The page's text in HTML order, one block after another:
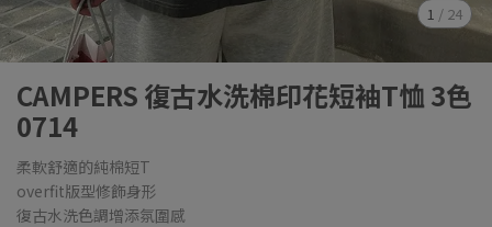
1 / 24
CAMPERS 復古水洗棉印花短袖T恤 3色
0714
柔軟舒適的純棉短T
overfit版型修飾身形
復古水洗色調增添氛圍感